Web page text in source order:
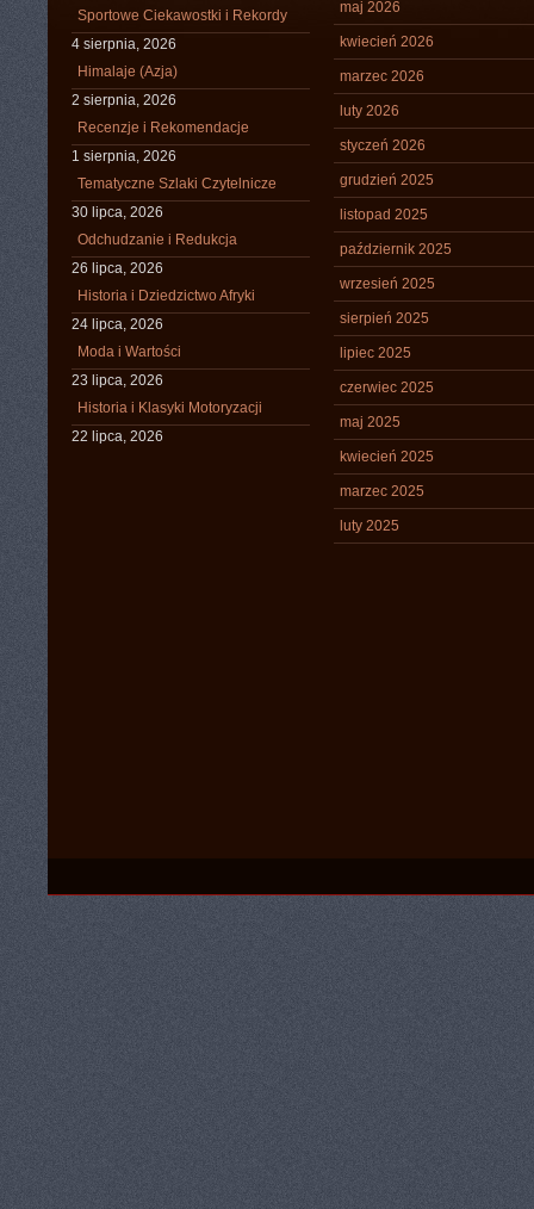
Sportowe Ciekawostki i Rekordy
4 sierpnia, 2026
Himalaje (Azja)
2 sierpnia, 2026
Recenzje i Rekomendacje
1 sierpnia, 2026
Tematyczne Szlaki Czytelnicze
30 lipca, 2026
Odchudzanie i Redukcja
26 lipca, 2026
Historia i Dziedzictwo Afryki
24 lipca, 2026
Moda i Wartości
23 lipca, 2026
Historia i Klasyki Motoryzacji
22 lipca, 2026
maj 2026
kwiecień 2026
marzec 2026
luty 2026
styczeń 2026
grudzień 2025
listopad 2025
październik 2025
wrzesień 2025
sierpień 2025
lipiec 2025
czerwiec 2025
maj 2025
kwiecień 2025
marzec 2025
luty 2025